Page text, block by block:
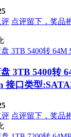
评 点评留下，奖品
3TB 5400转
接口类型
评 点评留下，奖品